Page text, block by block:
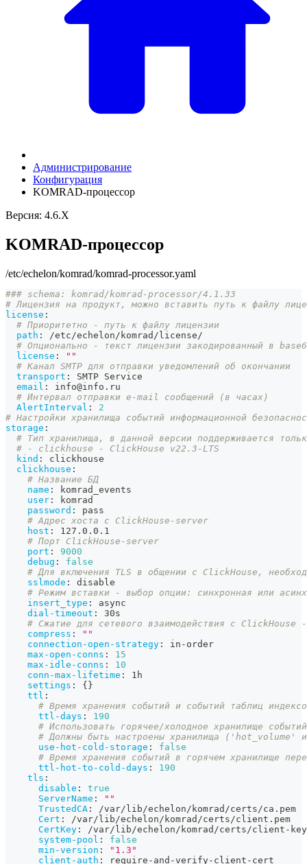
Администрирование
Конфигурация
KOMRAD-процессор
Версия: 4.6.X
KOMRAD-процессор
/etc/echelon/komrad/komrad-processor.yaml
### schema: komrad/komrad-processor/4.1.33
# Лицензия на продукт, можно вставить путь к файлу
license :
# Приоритетно - путь к файлу лицензии
path :
/etc/echelon/komrad/license/
# Опционально - текст лицензии закодированный в
license :
""
# Канал SMTP для отправки уведомлений об окончании
transport :
SMTP Service
email :
info@info.ru
# Интервал отправки e-mail сообщений (в часах)
AlertInterval :
2
# Настройки хранилища событий информационной
storage :
# Тип хранилища, в данной версии поддерживается
# - clickhouse - ClickHouse v22.3-LTS
kind :
clickhouse
clickhouse :
# Название БД
name :
komrad_events
user :
komrad
password :
pass
# Адрес хоста с ClickHouse-server
host :
127.0.0.1
# Порт ClickHouse-server
port :
9000
debug :
false
# Для включения TLS в общении с ClickHouse,
sslmode :
disable
# Режим вставки - выбор опции: синхронная или
insert_type :
async
dial-timeout :
30s
# Сжатие для сетевого взаимодействия с
compress :
""
connection-open-strategy : in - order
max-open-conns :
15
max-idle-conns :
10
conn-max-lifetime :
1h
settings : { }
ttl :
# Время хранения событий и событий таблиц
ttl-days :
190
# Использовать горячее/холодное хранилище
# Должны быть настроены хранилища
use-hot-cold-storage :
false
# Время хранения событий в горячем хранилище
ttl-hot-to-cold-days :
190
tls :
disable :
true
ServerName :
""
TrustedCA :
/var/lib/echelon/komrad/certs/ca.pem
Cert :
/var/lib/echelon/komrad/certs/client.pem
CertKey : /var/lib/echelon/komrad/certs/client -
system-pool :
false
min-version :
"1.3"
client-auth : require - and -verify- client - cert